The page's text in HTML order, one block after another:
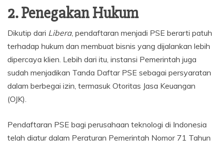
2. Penegakan Hukum
Dikutip dari Libera, pendaftaran menjadi PSE berarti patuh
terhadap hukum dan membuat bisnis yang dijalankan lebih
dipercaya klien. Lebih dari itu, instansi Pemerintah juga
sudah menjadikan Tanda Daftar PSE sebagai persyaratan
dalam berbegai izin, termasuk Otoritas Jasa Keuangan
(OJK).
Pendaftaran PSE bagi perusahaan teknologi di Indonesia
telah diatur dalam Peraturan Pemerintah Nomor 71 Tahun